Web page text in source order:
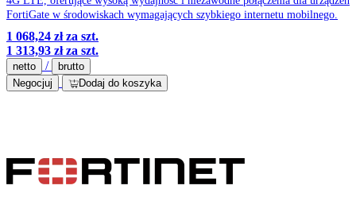
FortiGate w środowiskach wymagających szybkiego internetu mobilnego.
1 068,24 złza szt.
1 313,93 złza szt.
netto /
brutto
Negocjuj
Dodaj do koszyka